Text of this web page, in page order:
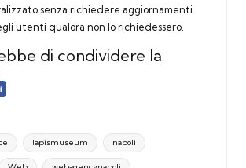
senza richiedere aggiornamenti
utenti qualora non lo richiedessero.
di condividere la
lapismuseum napoli